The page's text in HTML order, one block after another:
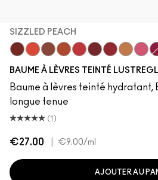
SIZZLED PEACH
Cake Topper
TrafficPosh PitSizzled Peach
See Sheer
Business Casual
XOXO
BAUME À LÈVRES TEINTÉ
Baume à lèvres teinté hydratant,
longue tenue
(1)
€27.00 €9.00/ml
AJOUTER AU